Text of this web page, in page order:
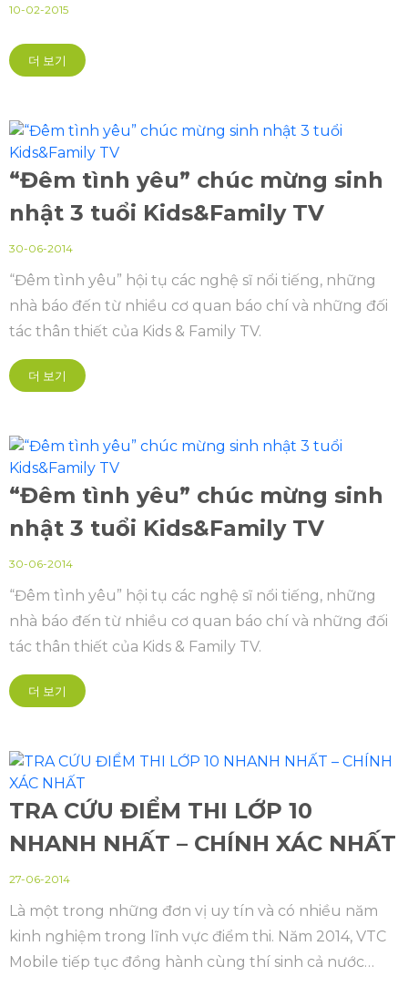
10-02-2015
더 보기
“Đêm tình yêu” chúc mừng sinh
nhật 3 tuổi Kids&Family TV
30-06-2014
“Đêm tình yêu” hội tụ các nghệ sĩ nổi tiếng, những
nhà báo đến từ nhiều cơ quan báo chí và những đối
tác thân thiết của Kids & Family TV.
더 보기
“Đêm tình yêu” chúc mừng sinh
nhật 3 tuổi Kids&Family TV
30-06-2014
“Đêm tình yêu” hội tụ các nghệ sĩ nổi tiếng, những
nhà báo đến từ nhiều cơ quan báo chí và những đối
tác thân thiết của Kids & Family TV.
더 보기
TRA CỨU ĐIỂM THI LỚP 10
NHANH NHẤT – CHÍNH XÁC NHẤT
27-06-2014
Là một trong những đơn vị uy tín và có nhiều năm
kinh nghiệm trong lĩnh vực điểm thi. Năm 2014, VTC
Mobile tiếp tục đồng hành cùng thí sinh cả nước